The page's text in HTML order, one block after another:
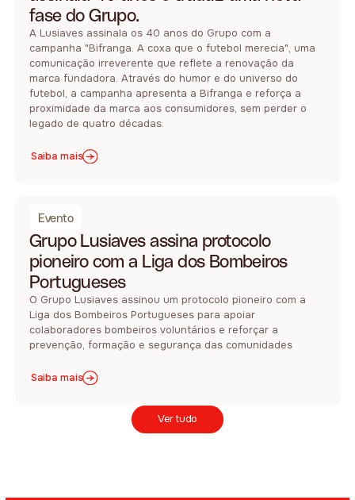
fase do Grupo.
A Lusiaves assinala os 40 anos do Grupo com a
campanha "Bifranga. A coxa que o futebol merecia", uma
comunicação irreverente que reflete a renovação da
marca fundadora. Através do humor e do universo do
futebol, a campanha apresenta a Bifranga e reforça a
proximidade da marca aos consumidores, sem perder o
legado de quatro décadas.
Saiba mais
Evento
Grupo Lusiaves assina protocolo
pioneiro com a Liga dos Bombeiros
Portugueses
O Grupo Lusiaves assinou um protocolo pioneiro com a
Liga dos Bombeiros Portugueses para apoiar
colaboradores bombeiros voluntários e reforçar a
prevenção, formação e segurança das comunidades
Saiba mais
Ver tudo